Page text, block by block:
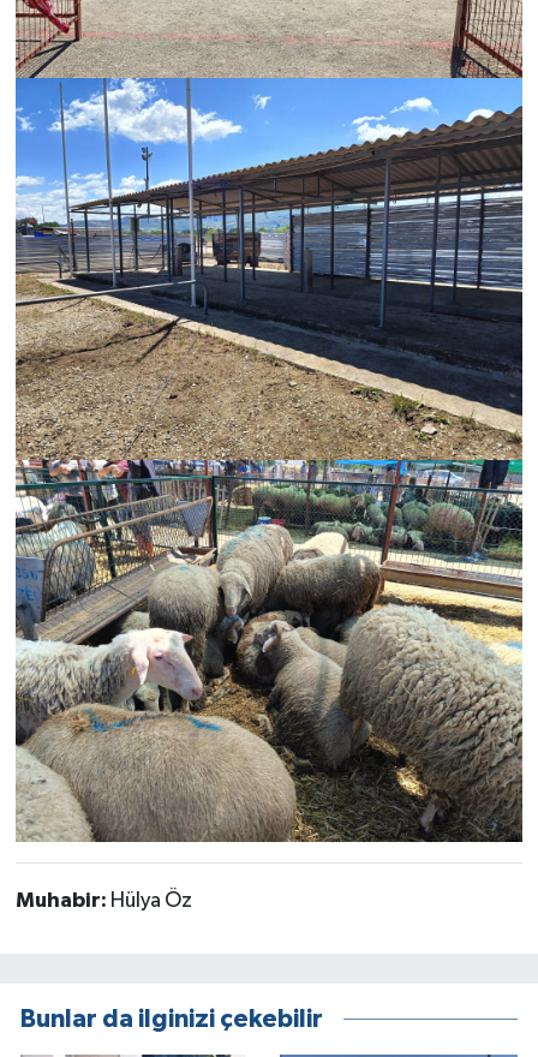
Muhabir: Hülya Öz
Bunlar da ilginizi çekebilir